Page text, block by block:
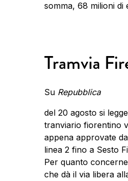
somma, 68 milioni di
Tramvia
Su Repubblica
del 20 agosto si
tranviario fiorentino
appena approvate
linea 2 fino a Sesto
Per quanto
che dà il via libera